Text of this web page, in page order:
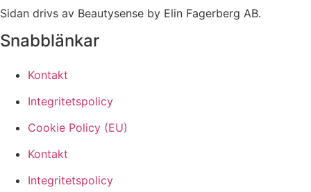
Sidan drivs av Beautysense by Elin Fagerberg AB.
Snabblänkar
Kontakt
Integritetspolicy
Cookie Policy (EU)
Kontakt
Integritetspolicy